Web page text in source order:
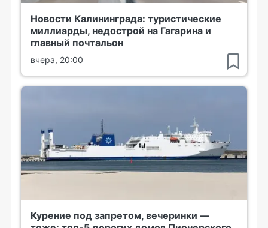
Новости Калининграда: туристические
миллиарды, недострой на Гагарина и
главный почтальон
вчера, 20:00
Курение под запретом, вечеринки —